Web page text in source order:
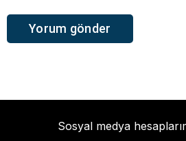
Sosyal medya